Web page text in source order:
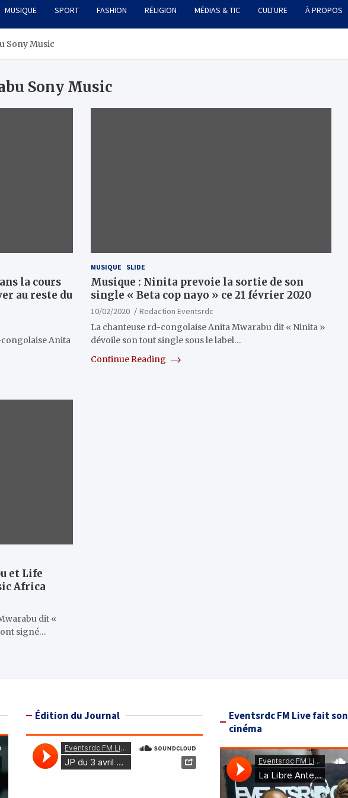
MUSIQUE SPORT FASHION RÉLIGION MÉDIAS & TIC CULTURE À PROPOS
Sony Music
Sony Music
la cours
au reste du
congolaise Anita
MUSIQUE SLIDE
Musique : Ninita prevoie la sortie de son
single « Beta cop nayo » ce 21 février 2020
10/02/2020
Redaction Eventsrdc
La chanteuse rd-congolaise Anita Mwarabu dit « Ninita »
dévoile son tout single sous le label…
Continue Reading
et Life
Africa
dit «
signé…
Édition du Journal
Eventsrdc FM Live fait son
cinéma